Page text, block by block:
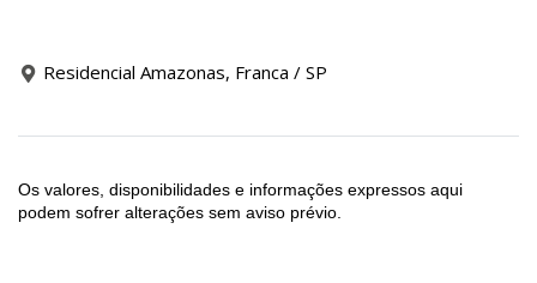
Residencial Amazonas, Franca / SP
Os valores, disponibilidades e informações expressos aqui
podem sofrer alterações sem aviso prévio.